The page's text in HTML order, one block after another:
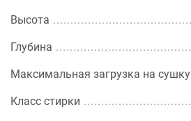
Высота
Глубина
Максимальная загрузка на сушку
Класс стирки